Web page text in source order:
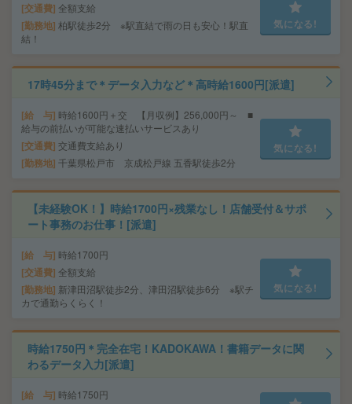
交通費 全額支給
勤務地 柏駅徒歩2分 ※駅直結で雨の日も安心！駅直
結！
気になる!
17時45分まで＊データ入力など＊高時給1600円[派遣]
給 与 時給1600円＋交 【月収例】256,000円～ ■
給与の前払いが可能な速払いサービスあり
交通費 交通費支給あり
勤務地 千葉県松戸市 京成松戸線 五香駅徒歩2分
気になる!
【未経験OK！】時給1700円×残業なし！店舗受付＆サポ
ート事務のお仕事！[派遣]
給 与 時給1700円
交通費 全額支給
勤務地 新津田沼駅徒歩2分、津田沼駅徒歩6分 ※駅チ
カで通勤らくらく！
気になる!
時給1750円＊完全在宅！KADOKAWA！書籍データに関
わるデータ入力[派遣]
給 与 時給1750円